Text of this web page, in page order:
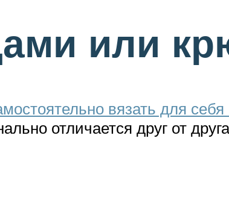
или
вязать для
отличается друг от